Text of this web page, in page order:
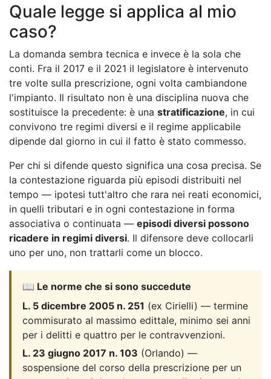
Quale legge si applica al mio
caso?
La domanda sembra tecnica e invece è la sola che
conti. Fra il 2017 e il 2021 il legislatore è intervenuto
tre volte sulla prescrizione, ogni volta cambiandone
l'impianto. Il risultato non è una disciplina nuova che
sostituisce la precedente: è una stratificazione, in cui
convivono tre regimi diversi e il regime applicabile
dipende dal giorno in cui il fatto è stato commesso.
Per chi si difende questo significa una cosa precisa. Se
la contestazione riguarda più episodi distribuiti nel
tempo — ipotesi tutt'altro che rara nei reati economici,
in quelli tributari e in ogni contestazione in forma
associativa o continuata — episodi diversi possono
ricadere in regimi diversi. Il difensore deve collocarli
uno per uno, non trattarli come un blocco.
📖 Le norme che si sono succedute
L. 5 dicembre 2005 n. 251 (ex Cirielli) — termine
commisurato al massimo edittale, minimo sei anni
per i delitti e quattro per le contravvenzioni.
L. 23 giugno 2017 n. 103 (Orlando) —
sospensione del corso della prescrizione per un